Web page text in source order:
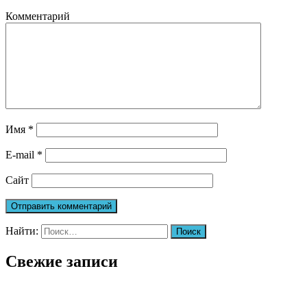
Комментарий
Имя *
E-mail *
Сайт
Найти:
Свежие записи